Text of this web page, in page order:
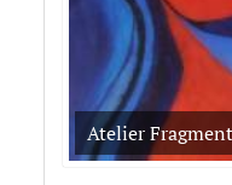
Atelier